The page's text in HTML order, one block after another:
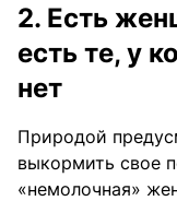
2. Есть
есть те, у
нет
Природой
выкормить свое
«немолочная»